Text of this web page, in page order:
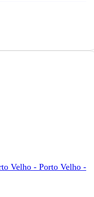
Velho - Porto Velho -